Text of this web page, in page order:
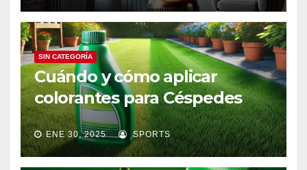
SIN CATEGORÍA
Cuándo y cómo aplicar
colorantes para Céspedes
ENE 30, 2025 SPORTS